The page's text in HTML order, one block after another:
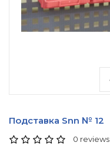
Подставка Snn № 12
0 reviews